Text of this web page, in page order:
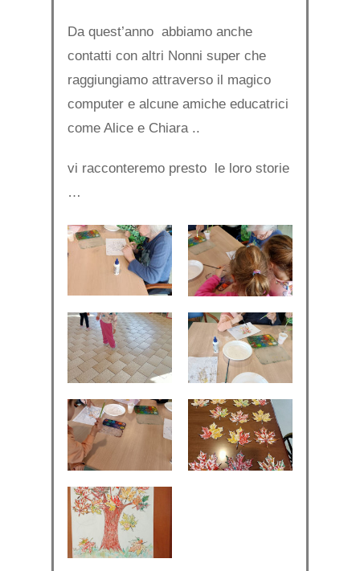
Da quest’anno abbiamo anche
contatti con altri Nonni super che
raggiungiamo attraverso il magico
computer e alcune amiche educatrici
come Alice e Chiara ..
vi racconteremo presto le loro storie
…